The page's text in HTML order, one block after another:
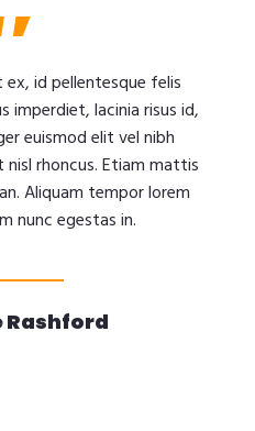
id pellentesque felis
imperdiet, lacinia risus id,
euismod elit vel nibh
rhoncus. Etiam mattis
Aliquam tempor lorem
nunc egestas in.
Rashford